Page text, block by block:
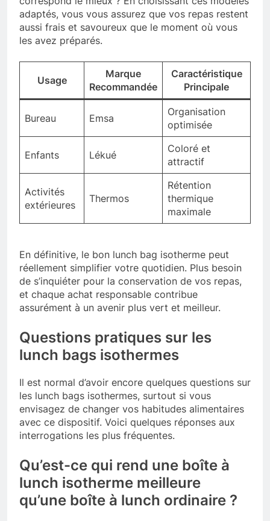
adaptés, vous vous assurez que vos repas restent
aussi frais et savoureux que le moment où vous
les avez préparés.
Usage
Marque
Recommandée
Caractéristique
Principale
Bureau Emsa
Organisation
optimisée
Enfants Lékué
Coloré et
attractif
Activités
extérieures
Thermos
Rétention
thermique
maximale
En définitive, le bon lunch bag isotherme peut
réellement simplifier votre quotidien. Plus besoin
de s’inquiéter pour la conservation de vos repas,
et chaque achat responsable contribue
assurément à un avenir plus vert et meilleur.
Questions pratiques sur les
lunch bags isothermes
Il est normal d’avoir encore quelques questions sur
les lunch bags isothermes, surtout si vous
envisagez de changer vos habitudes alimentaires
avec ce dispositif. Voici quelques réponses aux
interrogations les plus fréquentes.
Qu’est-ce qui rend une boîte à
lunch isotherme meilleure
qu’une boîte à lunch ordinaire ?